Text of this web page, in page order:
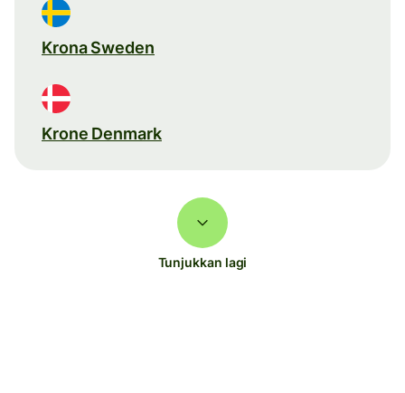
Krona Sweden
Krone Denmark
Tunjukkan lagi